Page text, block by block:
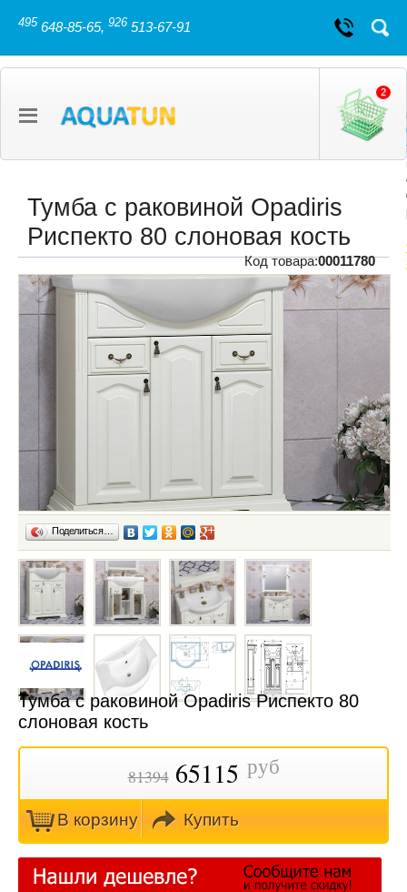
495 648-85-65, 926 513-67-91
2
Тумба с раковиной Opadiris
Риспекто 80 слоновая кость
Код товара:00011780
Поделиться…
Тумба с раковиной Opadiris Риспекто 80
слоновая кость
81394 65115 руб
В кoрзину Купить